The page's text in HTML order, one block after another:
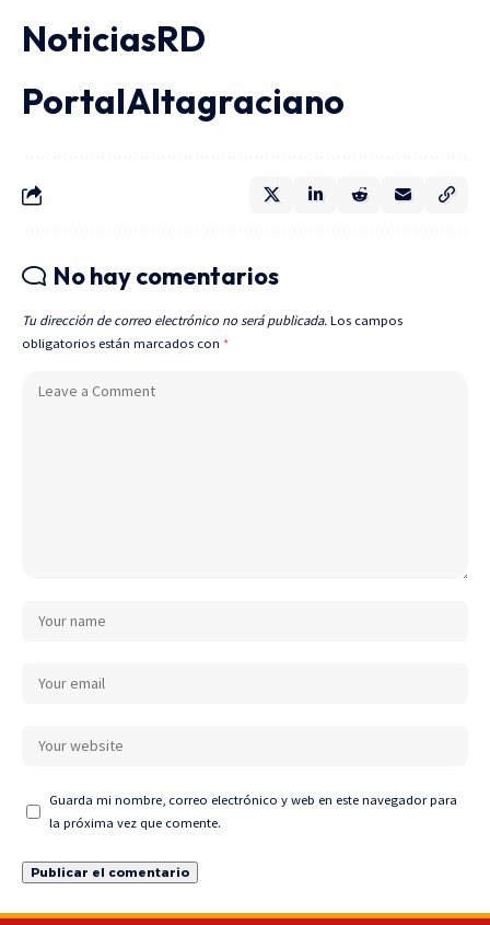
NoticiasRD
PortalAltagraciano
No hay comentarios
Tu dirección de correo electrónico no será publicada. Los campos
obligatorios están marcados con *
Guarda mi nombre, correo electrónico y web en este navegador para
la próxima vez que comente.